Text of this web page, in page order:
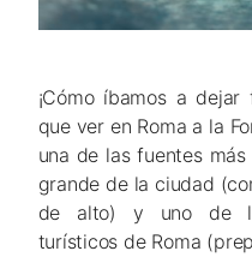
¡Cómo íbamos a
que ver en Roma a la
una de las fuentes
grande de la ciudad
de alto) y uno de
turísticos de Roma